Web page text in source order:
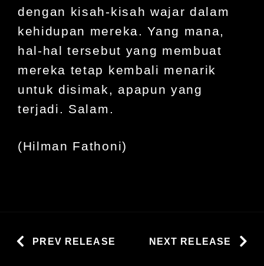
dengan kisah-kisah wajar dalam
kehidupan mereka. Yang mana,
hal-hal tersebut yang membuat
mereka tetap kembali menarik
untuk disimak, apapun yang
terjadi. Salam.
(Hilman Fathoni)
PREV RELEASE NEXT RELEASE